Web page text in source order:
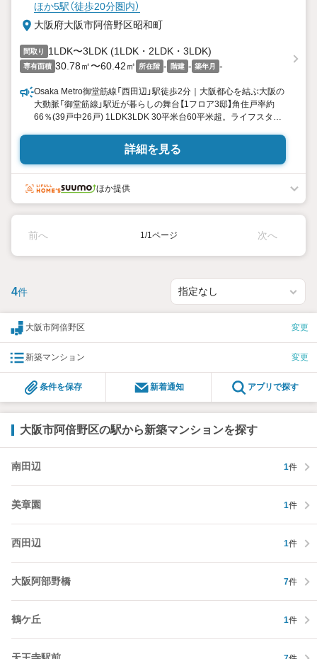
ほか5駅（徒歩20分圏内）
大阪府大阪市阿倍野区昭和町
間取り 1LDK〜3LDK (1LDK・2LDK・3LDK)
専有面積 30.78㎡〜60.42㎡ 所在階 - 階建 - 築年月 -
Osaka Metro御堂筋線「西田辺」駅徒歩2分｜大阪都心を結ぶ大阪の
大動脈「御堂筋線」駅近が暮らしの舞台【1フロア3邸】角住戸率約
66％(39戸中26戸) 1LDK3LDK 30平米台60平米超。ライフスタイ
ールを日常使い。緑豊かな公園も徒歩圏に＜物件エントリー受付
詳細を見る
ほか提供
前へ 1/1ページ 次へ
4件
大阪市阿倍野区 変更
新築マンション 変更
条件を保存 新着通知 アプリで探す
大阪市阿倍野区の駅から新築マンションを探す
南田辺 1件
美章園 1件
西田辺 1件
大阪阿部野橋 7件
鶴ケ丘 1件